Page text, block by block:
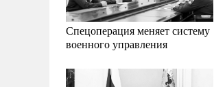
Спецоперация меняет систему
военного управления